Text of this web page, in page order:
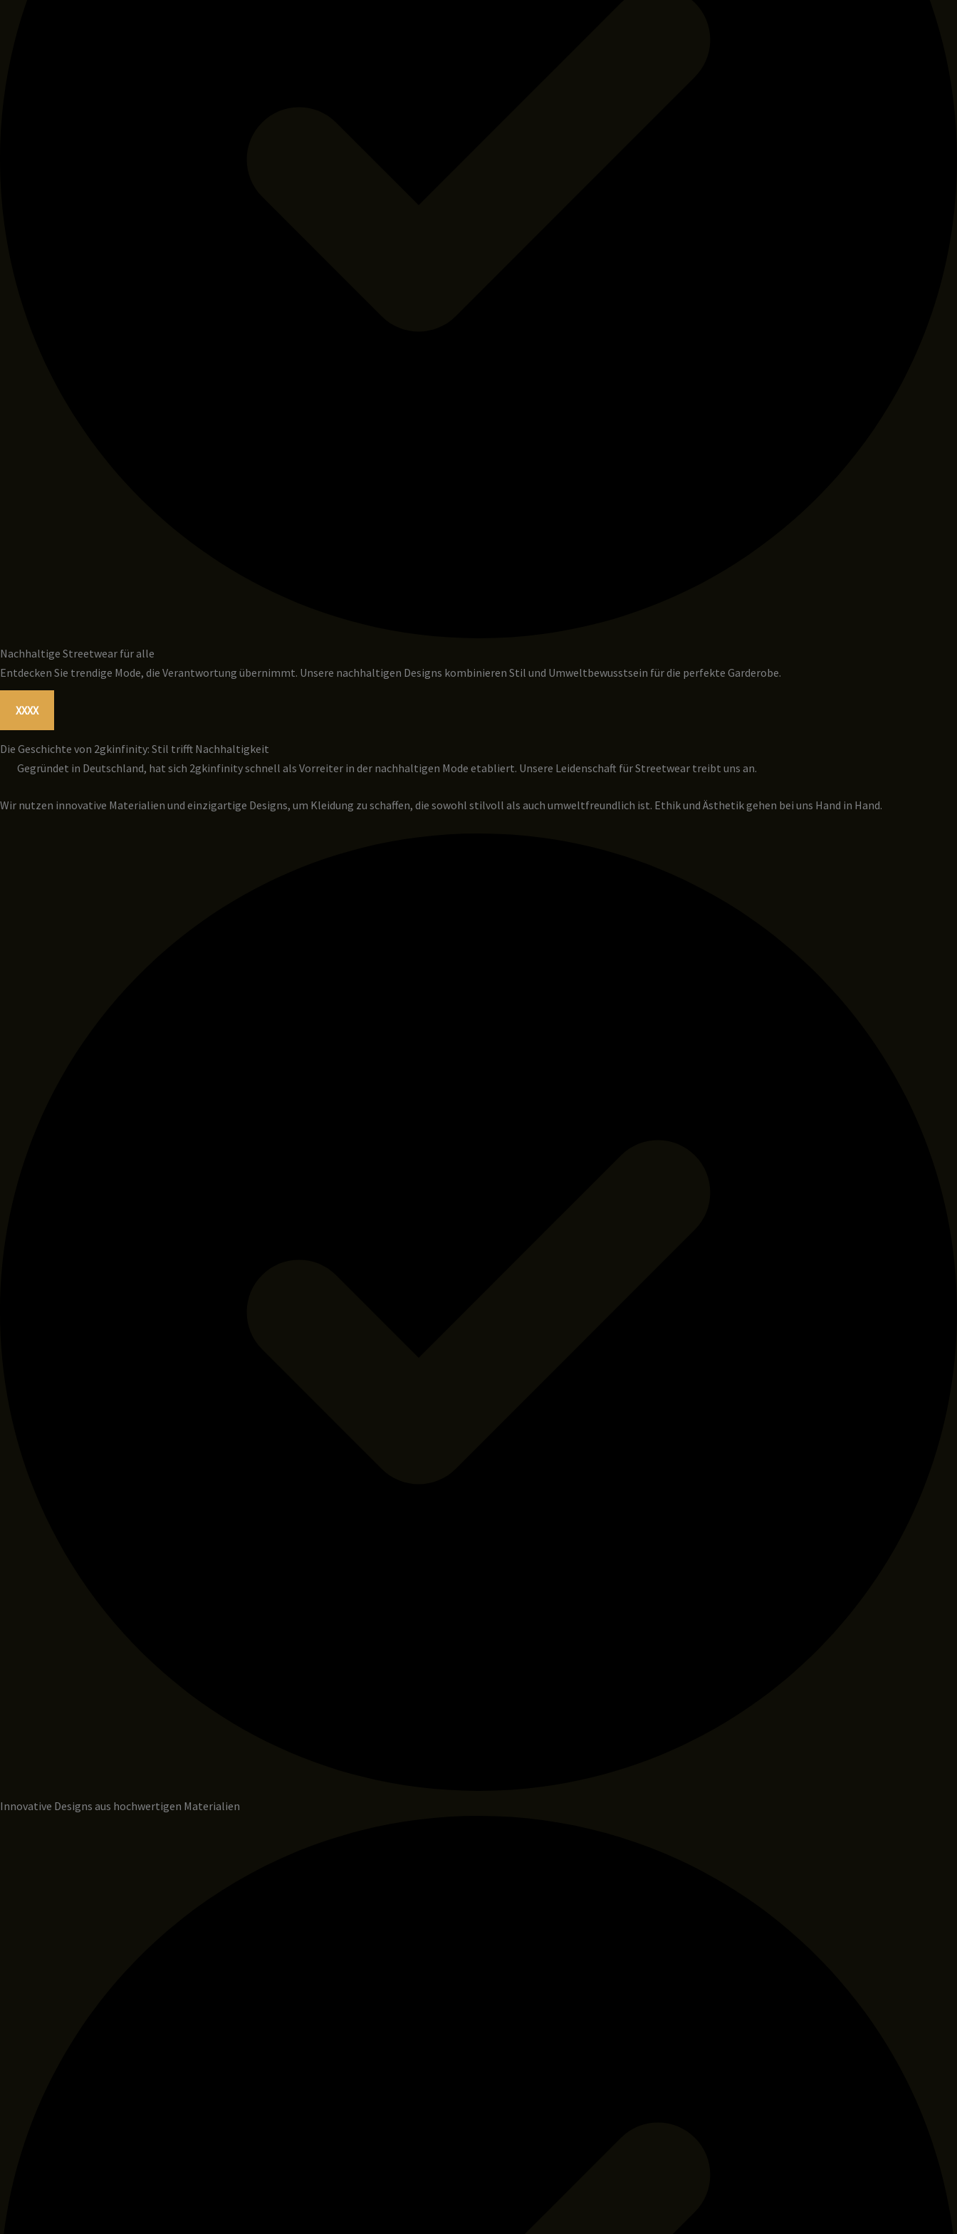
Nachhaltige Streetwear für alle
Entdecken Sie trendige Mode, die Verantwortung übernimmt. Unsere nachhaltigen Designs kombinieren Stil und Umweltbewusstsein für die perfekte Garderobe.
XXXX
Die Geschichte von 2gkinfinity: Stil trifft Nachhaltigkeit
Gegründet in Deutschland, hat sich 2gkinfinity schnell als Vorreiter in der nachhaltigen Mode etabliert. Unsere Leidenschaft für Streetwear treibt uns an.
Wir nutzen innovative Materialien und einzigartige Designs, um Kleidung zu schaffen, die sowohl stilvoll als auch umweltfreundlich ist. Ethik und Ästhetik gehen bei uns Hand in Hand.
Innovative Designs aus hochwertigen Materialien